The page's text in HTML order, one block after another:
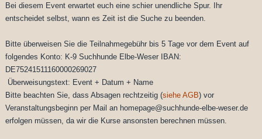
Bei diesem Event erwartet euch eine schier unendliche Spur. Ihr
entscheidet selbst, wann es Zeit ist die Suche zu beenden.
Bitte überweisen Sie die Teilnahmegebühr bis 5 Tage vor dem Event auf
folgendes Konto: K-9 Suchhunde Elbe-Weser IBAN:
DE75241511160000269027
Überweisungstext: Event + Datum + Name
Bitte beachten Sie, dass Absagen rechtzeitig (siehe AGB) vor
Veranstaltungsbeginn per Mail an homepage@suchhunde-elbe-weser.de
erfolgen müssen, da wir die Kurse ansonsten berechnen müssen.